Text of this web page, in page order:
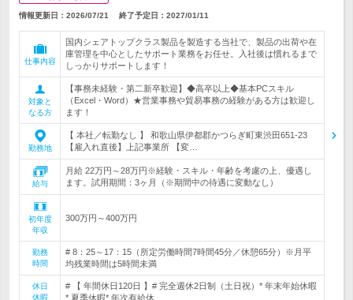
情報更新日：2026/07/21 終了予定日： 2027/01/11
仕事内容
国内シェアトップクラス製品を製造する当社で、製品の出荷や在
庫管理を中心としたサポート業務をお任せ。入社後は慣れるまで
しっかりサポートします！
対象と
なる方
【事務未経験・第二新卒歓迎】◆高卒以上◆基本PCスキル
（Excel・Word）★営業事務や貿易事務の経験がある方は歓迎し
ます！
勤務地
【 本社／転勤なし 】 和歌山県伊都郡かつらぎ町東渋田651-23
【雇入れ直後】上記事業所 【変…
給与
月給 22万円～28万円※経験・スキル・年齢を考慮の上、優遇し
ます。試用期間：3ヶ月（※期間中の待遇に変動なし）
初年度
年収
300万円～400万円
勤務
時間
# 8：25～17：15（所定労働時間7時間45分／休憩65分）※月平
均残業時間は5時間未満
休日
休暇
# 【 年間休日120日 】# 完全週休2日制（土日祝）* 年末年始休暇
* 夏季休暇* 年次有給休…